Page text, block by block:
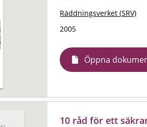
Räddningsverket (SRV)
2005
Öppna
10 råd för ett